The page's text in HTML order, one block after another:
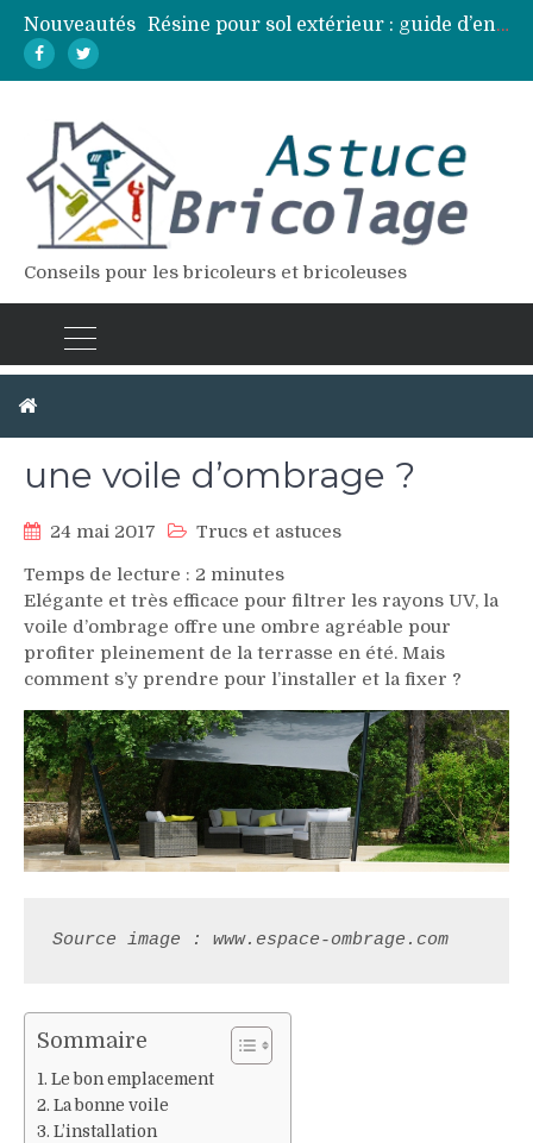
Nouveautés
Résine pour sol extérieur : guide d’entretien et réparation des fissures
Pose d’une dalle béton : 7 erreurs à éviter pour un résultat durable
Conseils pour les bricoleurs et bricoleuses
Comment bien installer
une voile d’ombrage ?
24 mai 2017
Trucs et astuces
Temps de lecture : 2 minutes
Elégante et très efficace pour filtrer les rayons UV, la
voile d’ombrage offre une ombre agréable pour
profiter pleinement de la terrasse en été. Mais
comment s’y prendre pour l’installer et la fixer ?
Source image : www.espace-ombrage.com
Sommaire
Le bon emplacement
La bonne voile
L’installation